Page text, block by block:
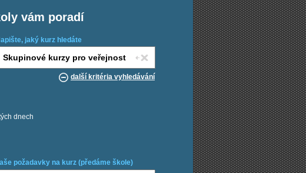
vám poradí
jaký kurz hledáte
další kritéria vyhledávání
dnech
požadavky na kurz (předáme škole)